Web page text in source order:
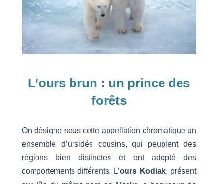
L’ours brun : un prince des
forêts
On désigne sous cette appellation chromatique un
ensemble d’ursidés cousins, qui peuplent des
régions bien distinctes et ont adopté des
comportements différents. L’ours Kodiak, présent